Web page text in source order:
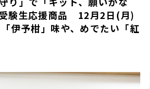
験生応援商品 12月2日(月)
伊予柑」味や、めでたい「紅